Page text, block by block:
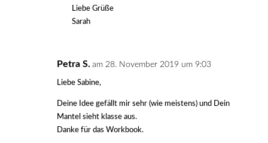
Liebe Grüße
Sarah
Petra S. am 28. November 2019 um 9:03
Liebe Sabine,
Deine Idee gefällt mir sehr (wie meistens) und Dein
Mantel sieht klasse aus.
Danke für das Workbook.